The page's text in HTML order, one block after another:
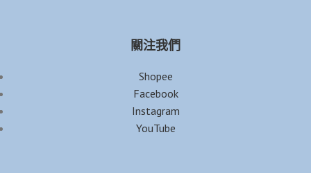
關注我們
Shopee
Facebook
Instagram
YouTube